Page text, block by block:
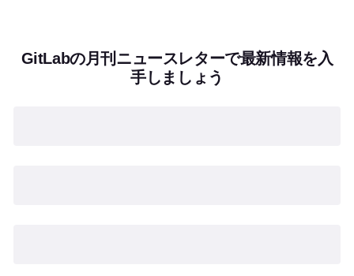
GitLabの月刊ニュースレターで最新情報を入
手しましょう